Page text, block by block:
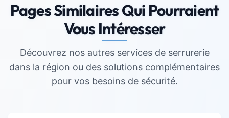
Pages Similaires Qui Pourraient
Vous Intéresser
Découvrez nos autres services de serrurerie
dans la région ou des solutions complémentaires
pour vos besoins de sécurité.